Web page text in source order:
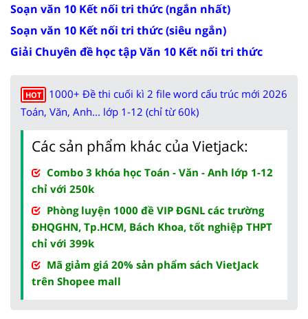
Soạn văn 10 Kết nối tri thức (ngắn nhất)
Soạn văn 10 Kết nối tri thức (siêu ngắn)
Giải Chuyên đề học tập Văn 10 Kết nối tri thức
HOT
1000+ Đề thi cuối kì 2 file word cấu trúc mới 2026
Toán, Văn, Anh... lớp 1-12 (chỉ từ 60k)
Các sản phẩm khác của Vietjack:
Combo 3 khóa học Toán - Văn - Anh lớp 1-12
chỉ với 250k
Phòng luyện 1000 đề VIP ĐGNL các trường
ĐHQGHN, Tp.HCM, Bách Khoa, tốt nghiệp THPT
chỉ với 399k
Mã giảm giá 20% sản phẩm sách VietJack
trên Shopee mall